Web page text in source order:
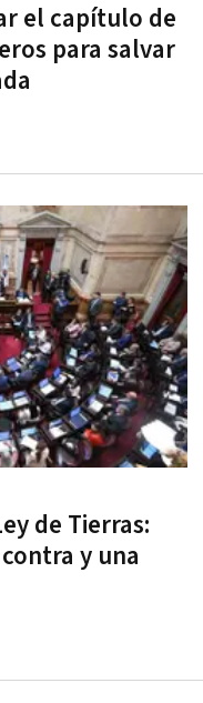
el capítulo de
para salvar
de Tierras:
y una